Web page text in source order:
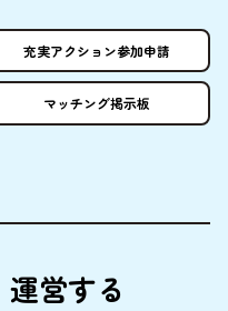
充実アクション参加申請
マッチング掲示板
運営する